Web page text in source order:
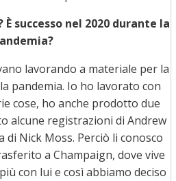
successo nel 2020 durante la
lavorando a materiale per la
pandemia. Io ho lavorato con
cose, ho anche prodotto due
alcune registrazioni di Andrew
di Nick Moss. Perciò li conosco
a Champaign, dove vive
con lui e così abbiamo deciso